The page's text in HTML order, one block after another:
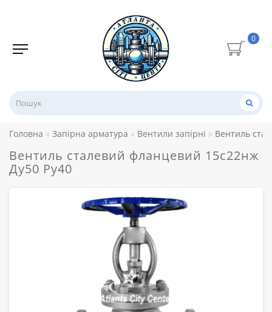
0
Головна Запірна арматура Вентили запірні Вентиль
Вентиль сталевий фланцевий 15с22нж
Ду50 Ру40